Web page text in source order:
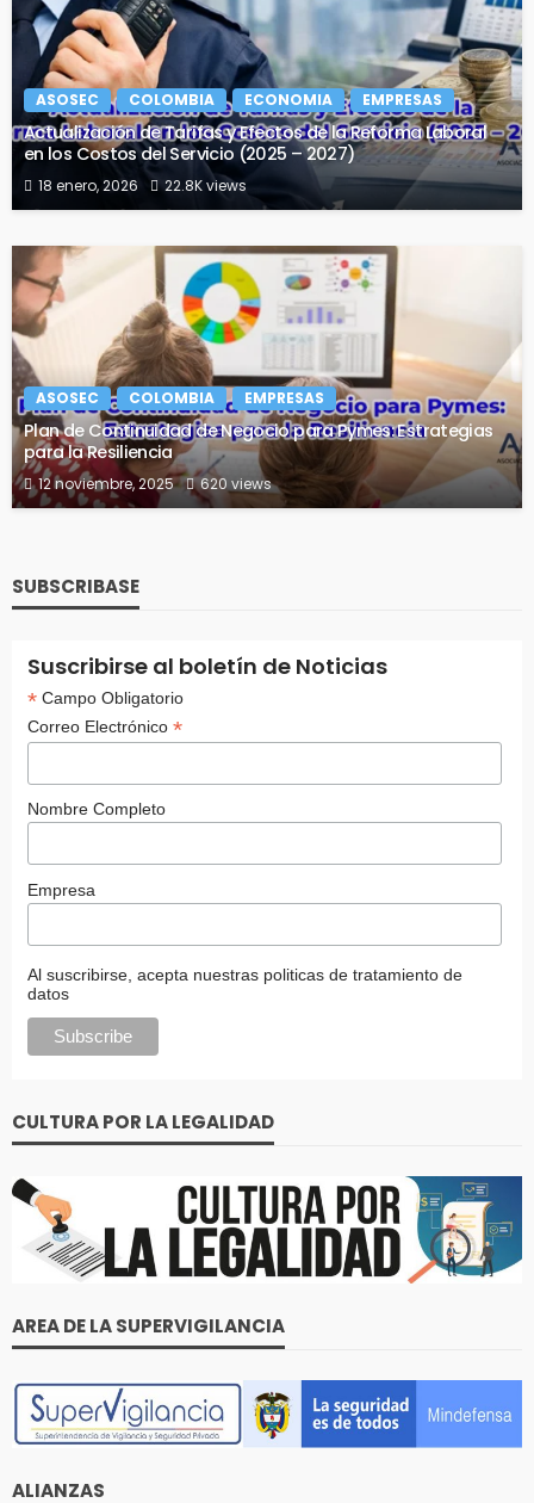
ASOSEC COLOMBIA ECONOMIA EMPRESAS
Actualización de Tarifas y Efectos de la Reforma Laboral
en los Costos del Servicio (2025 – 2027)
18 enero, 2026 22.8K views
ASOSEC COLOMBIA EMPRESAS
Plan de Continuidad de Negocio para Pymes: Estrategias
para la Resiliencia
12 noviembre, 2025 620 views
SUBSCRIBASE
Suscribirse al boletín de Noticias
*Campo Obligatorio
Correo Electrónico *
Nombre Completo
Empresa
Al suscribirse, acepta nuestras politicas de tratamiento de
datos
CULTURA POR LA LEGALIDAD
AREA DE LA SUPERVIGILANCIA
ALIANZAS